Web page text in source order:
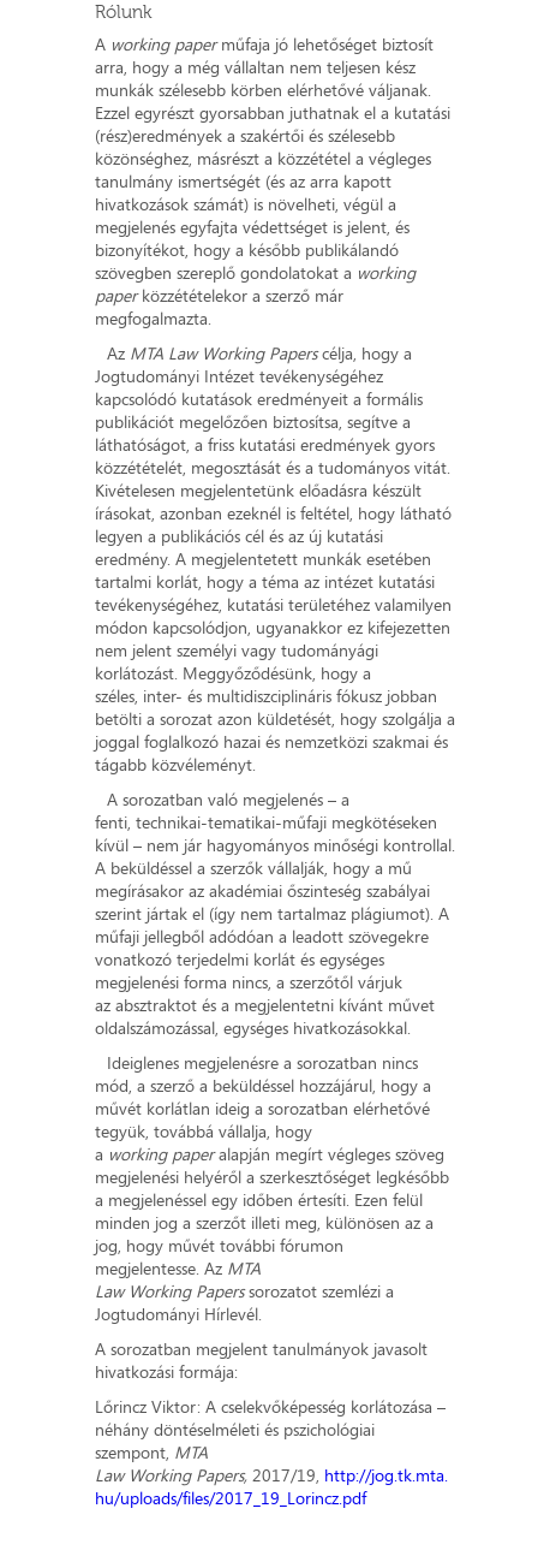
Rólunk
A working paperműfaja jó lehetőséget biztosít
arra, hogy a még vállaltan nem teljesen kész
munkák szélesebb körben elérhetővé váljanak.
Ezzel egyrészt gyorsabban juthatnak el a kutatási
(rész)eredmények a szakértői és szélesebb
közönséghez, másrészt a közzététel a végleges
tanulmány ismertségét (és az arra kapott
hivatkozások számát) is növelheti, végül a
megjelenés egyfajta védettséget is jelent, és
bizonyítékot, hogy a később publikálandó
szövegben szereplő gondolatokat a working
paperközzétételekor a szerző már
megfogalmazta.
Az MTA Law Working Paperscélja, hogy a
Jogtudományi Intézet tevékenységéhez
kapcsolódó kutatások eredményeit a formális
publikációt megelőzően biztosítsa, segítve a
láthatóságot, a friss kutatási eredmények gyors
közzétételét, megosztását és a tudományos vitát.
Kivételesen megjelentetünk előadásra készült
írásokat, azonban ezeknél is feltétel, hogy látható
legyen a publikációs cél és az új kutatási
eredmény. A megjelentetett munkák esetében
tartalmi korlát, hogy a téma az intézet kutatási
tevékenységéhez, kutatási területéhez valamilyen
módon kapcsolódjon, ugyanakkor ez kifejezetten
nem jelent személyi vagy tudományági
korlátozást. Meggyőződésünk, hogy a
széles, inter- és multidiszciplináris fókusz jobban
betölti a sorozat azon küldetését, hogy szolgálja a
joggal foglalkozó hazai és nemzetközi szakmai és
tágabb közvéleményt.
A sorozatban való megjelenés – a
fenti, technikai-tematikai-műfaji megkötéseken
kívül – nem jár hagyományos minőségi kontrollal.
A beküldéssel a szerzők vállalják, hogy a mű
megírásakor az akadémiai őszinteség szabályai
szerint jártak el (így nem tartalmaz plágiumot). A
műfaji jellegből adódóan a leadott szövegekre
vonatkozó terjedelmi korlát és egységes
megjelenési forma nincs, a szerzőtől várjuk
az absztraktot és a megjelentetni kívánt művet
oldalszámozással, egységes hivatkozásokkal.
Ideiglenes megjelenésre a sorozatban nincs
mód, a szerző a beküldéssel hozzájárul, hogy a
művét korlátlan ideig a sorozatban elérhetővé
tegyük, továbbá vállalja, hogy
a working paperalapján megírt végleges szöveg
megjelenési helyéről a szerkesztőséget legkésőbb
a megjelenéssel egy időben értesíti. Ezen felül
minden jog a szerzőt illeti meg, különösen az a
jog, hogy művét további fórumon
megjelentesse. Az MTA
Law Working Paperssorozatot szemlézi a
Jogtudományi Hírlevél.
A sorozatban megjelent tanulmányok javasolt
hivatkozási formája:
Lőrincz Viktor: A cselekvőképesség korlátozása –
néhány döntéselméleti és pszichológiai
szempont, MTA
Law Working Papers, 2017/19, http://jog.tk.mta.
hu/uploads/files/2017_19_Lorincz.pdf